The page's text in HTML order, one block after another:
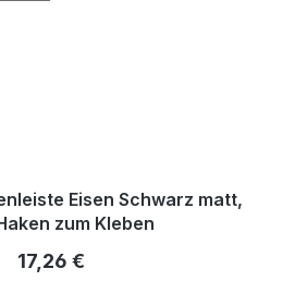
Eisen Schwarz matt,
zum Kleben
Regulärer Preis:
17,26 €